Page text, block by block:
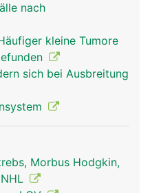
ab und
Stoffe (z.B.
werden teilweise
wenn sie
kann. In den
ein Teil der
gebildet,
durch das Blut-
und der
Ausserdem wird in
konzentriert
nach
kleine Tumore
sich bei Ausbreitung
Morbus Hodgkin,